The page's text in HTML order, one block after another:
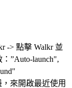
-> 點擊 Walkr 並
”Auto-launch",
來開啟最近使用